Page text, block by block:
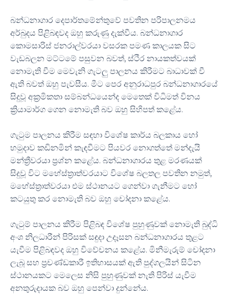
බන්ධනාගාර දෙපාර්තමේන්තුවේ පවතින පරිපාලනමය
අර්බුදය පිළිබඳවද ඔහු කරුණු දැක්වීය. බන්ධනාගාර
කොමසාරිස් ජනරාල්වරයා වසරක පමණ කාලයක සිට
වැඩබලන මට්ටමේ පසුවන බවත්, ස්ථිර නායකත්වයක්
නොමැති වීම මෙවැනි ගැටලු පාලනය කිරීමට බාධාවක් වී
ඇති බවත් ඔහු පැවසීය. මීට පෙර අනුරාධපුර බන්ධනාගාරයේ
සිදුවූ අක්‍රමිකතා සම්බන්ධයෙන්ද මෙතෙක් විධිමත් විනය
ක්‍රියාමාර්ග ගෙන නොමැති බව ඔහු සිහිපත් කළේය.
ගැටුම පාලනය කිරීම සඳහා විශේෂ කාර්ය බලකාය හෝ
හමුදාව කඩිනමින් කැඳවීමට පියවර නොගත්තේ මන්දැයි
මන්ත්‍රීවරයා ප්‍රශ්න කළේය. බන්ධනාගාරය තුළ මරණයක්
සිදුවූ විට මහේස්ත්‍රාත්වරයාට විශේෂ බලතල පවතින නමුත්,
මහේස්ත්‍රාත්වරයා එම ස්ථානයට ගෙන්වා ගැනීමට හෝ
කටයුතු කර නොමැති බව ඔහු චෝදනා කළේය.
ගැටුම් පාලනය කිරීම පිළිබඳ විශේෂ පුහුණුවක් නොමැති බුද්ධි
අංශ නිලධාරීන් පිරිසක් සඳුදා උදෑසන බන්ධනාගාරය තුළට
යැවීම පිළිබඳවද ඔහු විවේචනය කළේය. මිනීමැරුම් චෝදනා
ලැබූ සහ ප්‍රචණ්ඩකාරී ඉතිහාසයක් ඇති පුද්ගලයින් සිටින
ස්ථානයකට මෙලෙස නිසි පුහුණුවක් නැති පිරිස් යැවීම
අනතුරුදායක බව ඔහු පෙන්වා දුන්නේය.